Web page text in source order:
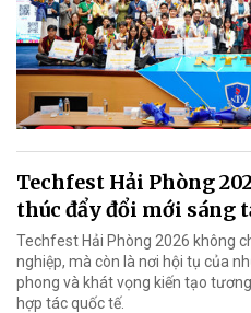
Techfest Hải Phòng
thúc đẩy đổi mới sáng
Techfest Hải Phòng 2026 không
nghiệp, mà còn là nơi hội tụ của
phong và khát vọng kiến tạo
hợp tác quốc tế.